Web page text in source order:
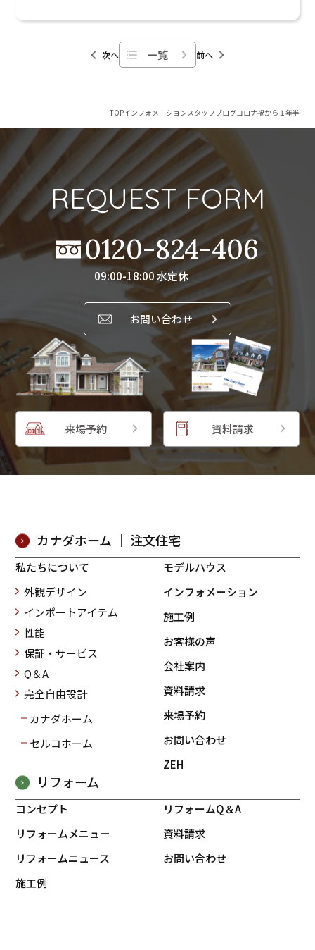
次へ 一覧 前へ
TOPインフォメーションスタッフブログコロナ禍から１年半
REQUEST FORM
0120-824-406
09:00-18:00 水定休
お問い合わせ
来場予約 資料請求
カナダホーム ｜ 注文住宅
私たちについて
外観デザイン
インポートアイテム
性能
保証・サービス
Q＆A
完全自由設計
カナダホーム
セルコホーム
モデルハウス
インフォメーション
施工例
お客様の声
会社案内
資料請求
来場予約
お問い合わせ
ZEH
リフォーム
コンセプト
リフォームメニュー
リフォームニュース
施工例
リフォームQ＆A
資料請求
お問い合わせ